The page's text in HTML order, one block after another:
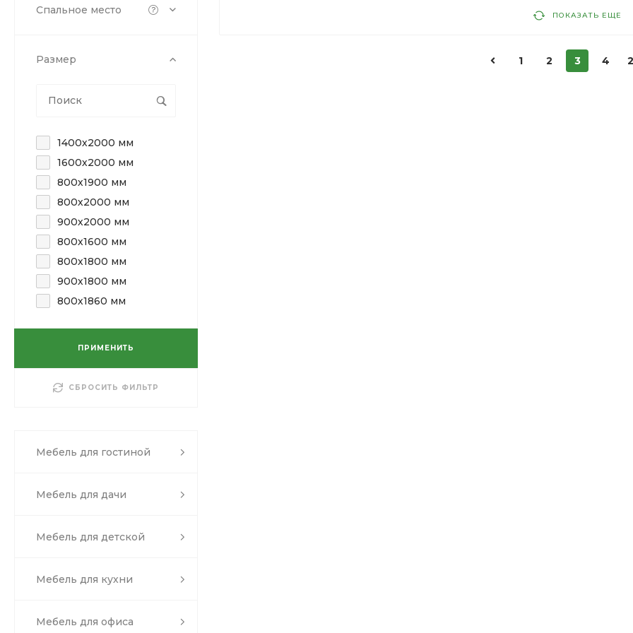
Спальное место
Размер
1400х2000 мм
1600х2000 мм
800х1900 мм
800х2000 мм
900х2000 мм
800х1600 мм
800х1800 мм
900х1800 мм
800х1860 мм
1200*1900
1200x2000
2000х2000 мм
900*1900 мм
800х1200 мм
1800х2000 мм
ПРИМЕНИТЬ
СБРОСИТЬ ФИЛЬТР
Мебель для гостиной
Мебель для дачи
Мебель для детской
Мебель для кухни
Мебель для офиса
ПОКАЗАТЬ ЕЩЕ
1 2 3 4